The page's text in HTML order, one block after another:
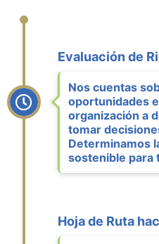
Evaluación de
Nos cuentas
oportunidades
organización a
tomar
Determinamos
sostenible para
Hoja de Ruta